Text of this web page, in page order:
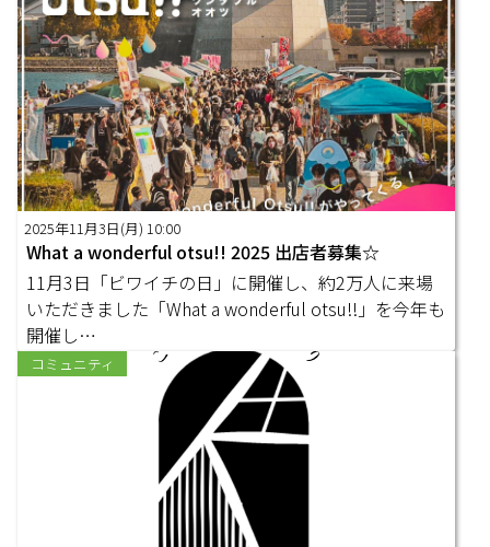
2025年11月3日(月) 10:00
What a wonderful otsu!! 2025 出店者募集☆
11月3日「ビワイチの日」に開催し、約2万人に来場
いただきました「What a wonderful otsu!!」を今年も
開催し…
コミュニティ